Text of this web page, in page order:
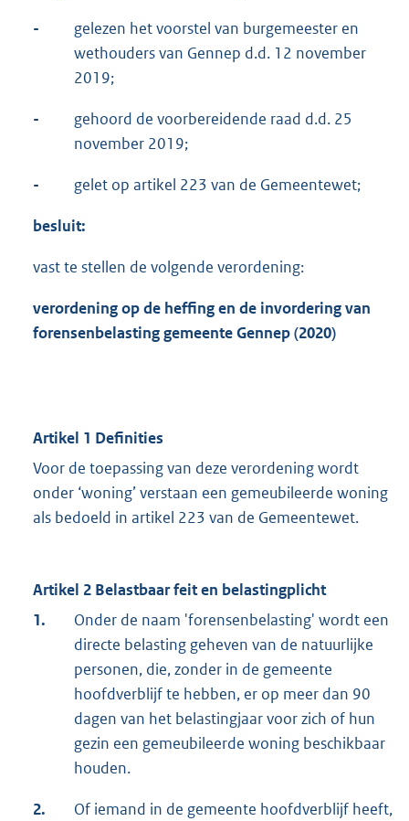
-
gelezen het voorstel van burgemeester en
wethouders van Gennep d.d. 12 november
2019;
-
gehoord de voorbereidende raad d.d. 25
november 2019;
- gelet op artikel 223 van de Gemeentewet;
besluit:
vast te stellen de volgende verordening:
verordening op de heffing en de invordering van
forensenbelasting gemeente Gennep (2020)
Artikel 1 Definities
Voor de toepassing van deze verordening wordt
onder ‘woning’ verstaan een gemeubileerde woning
als bedoeld in artikel 223 van de Gemeentewet.
Artikel 2 Belastbaar feit en belastingplicht
1.
Onder de naam 'forensenbelasting' wordt een
directe belasting geheven van de natuurlijke
personen, die, zonder in de gemeente
hoofdverblijf te hebben, er op meer dan 90
dagen van het belastingjaar voor zich of hun
gezin een gemeubileerde woning beschikbaar
houden.
2.
Of iemand in de gemeente hoofdverblijf heeft,